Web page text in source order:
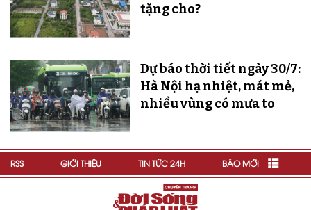
tặng cho?
Dự báo thời tiết ngày 30/7:
Hà Nội hạ nhiệt, mát mẻ,
nhiều vùng có mưa to
RSS GIỚI THIỆU TIN TỨC 24H BÁO MỚI